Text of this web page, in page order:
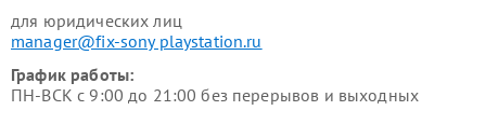
для юридических лиц
manager@fix-sony playstation.ru
График работы:
ПН-ВСК с 9:00 до 21:00 без перерывов и выходных